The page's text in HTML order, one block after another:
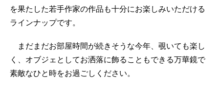
を果たした若手作家の作品も十分にお楽しみいただける
ラインナップです。
まだまだお部屋時間が続きそうな今年、覗いても楽し
く、オブジェとしてお洒落に飾ることもできる万華鏡で
素敵なひと時をお過ごしください。